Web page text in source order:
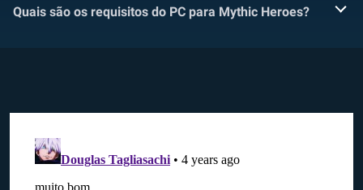
Quais são os requisitos do PC para Mythic Heroes?